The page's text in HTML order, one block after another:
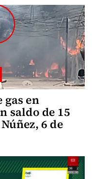
en
saldo de 15
6 de